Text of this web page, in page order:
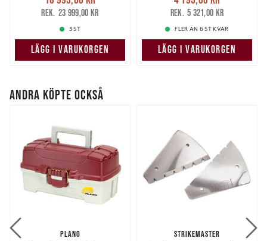
16 995,00 krTidigare pris
23 999,00 kr
23 999,00 kr
3 ST
LÄGG I VARUKORGEN
4 195,00 krTidigare pris
5 321,00 kr
5 321,00 kr
FLER ÄN 6 ST KVAR
LÄGG I VARUKORGEN
ANDRA KÖPTE OCKSÅ
PLANO STRIKEMASTER